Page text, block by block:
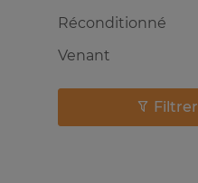
Réconditionné
Venant
Filtrer